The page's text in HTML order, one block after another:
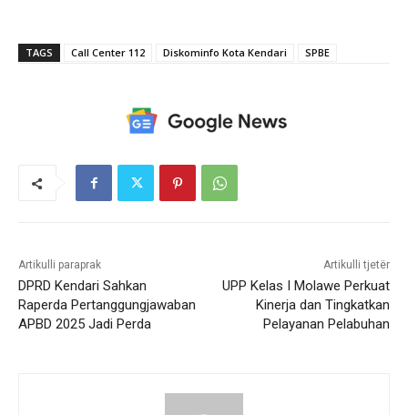
TAGS Call Center 112 Diskominfo Kota Kendari SPBE
Artikulli paraprak
DPRD Kendari Sahkan
Raperda Pertanggungjawaban
APBD 2025 Jadi Perda
Artikulli tjetër
UPP Kelas I Molawe Perkuat
Kinerja dan Tingkatkan
Pelayanan Pelabuhan